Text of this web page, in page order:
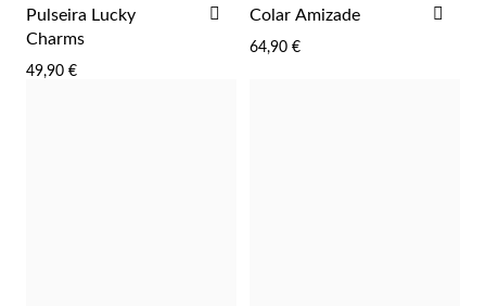
Pulseira Lucky
Charms
49,90 €
ADICIONAR
FAVORITOS
Colar Amizade
64,90 €